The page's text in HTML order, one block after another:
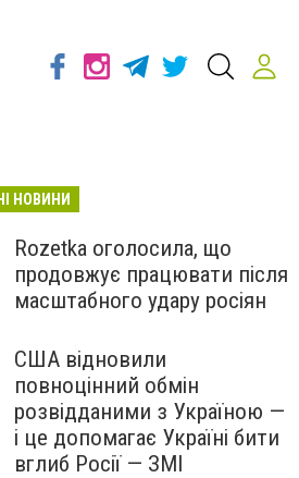
НОВИНИ
Rozetka оголосила, що
продовжує працювати після
масштабного удару росіян
США відновили
повноцінний обмін
розвідданими з Україною —
і це допомагає Україні бити
вглиб Росії — ЗМІ